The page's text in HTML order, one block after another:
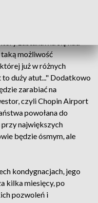
możliwość
już w różnych
to duży atut..." Dodatkowo
zarabiać na
czyli Chopin Airport
powołana do
największych
będzie ósmym, ale
kondygnacjach, jego
kilka miesięcy, po
pozwoleń i